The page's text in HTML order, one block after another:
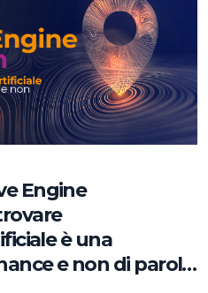
Engine
è una
e non di parole